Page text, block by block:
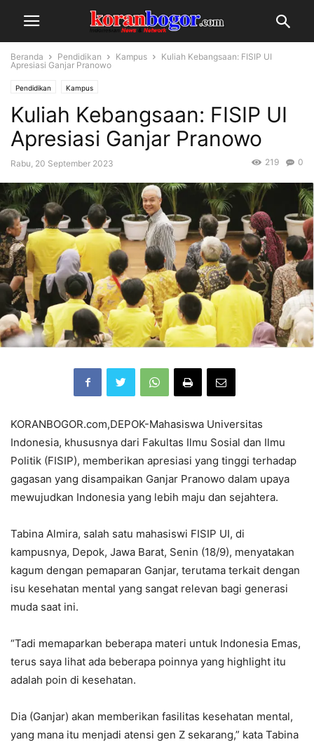
Beranda Pendidikan Kampus
Kuliah Kebangsaan: FISIP UI
Apresiasi Ganjar Pranowo
Pendidikan Kampus
Kuliah Kebangsaan: FISIP UI
Apresiasi Ganjar Pranowo
Rabu, 20 September 2023 0
219
KORANBOGOR.com,DEPOK-Mahasiswa Universitas
Indonesia, khususnya dari Fakultas Ilmu Sosial dan Ilmu
Politik (FISIP), memberikan apresiasi yang tinggi terhadap
gagasan yang disampaikan Ganjar Pranowo dalam upaya
mewujudkan Indonesia yang lebih maju dan sejahtera.
Tabina Almira, salah satu mahasiswi FISIP UI, di
kampusnya, Depok, Jawa Barat, Senin (18/9), menyatakan
kagum dengan pemaparan Ganjar, terutama terkait dengan
isu kesehatan mental yang sangat relevan bagi generasi
muda saat ini.
“Tadi memaparkan beberapa materi untuk Indonesia Emas,
terus saya lihat ada beberapa poinnya yang highlight itu
adalah poin di kesehatan.
Dia (Ganjar) akan memberikan fasilitas kesehatan mental,
yang mana itu menjadi atensi gen Z sekarang,” kata Tabina